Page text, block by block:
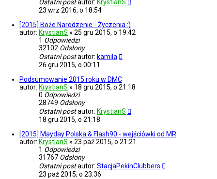
Ostatni postautor: KrystianS
23 wrz 2016, o 18:54
[2015] Boże Narodzenie - Życzenia :)
autor: KrystianS » 25 gru 2015, o 19:42
1 Odpowiedzi
32102 Odsłony
Ostatni postautor: kamila
26 gru 2015, o 00:11
Podsumowanie 2015 roku w DMC
autor: KrystianS » 18 gru 2015, o 21:18
0 Odpowiedzi
28749 Odsłony
Ostatni postautor: KrystianS
18 gru 2015, o 21:18
[2015] Mayday Polska & Flash90 - wejściówki od MR
autor: KrystianS » 23 paź 2015, o 21:21
1 Odpowiedzi
31767 Odsłony
Ostatni postautor: StacjaPekinClubbers
23 paź 2015, o 23:36